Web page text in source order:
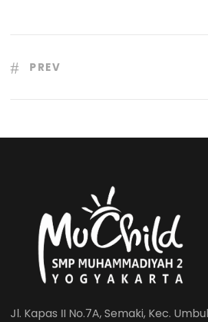
PREV
Jl. Kapas II No.7A, Semaki, Kec.